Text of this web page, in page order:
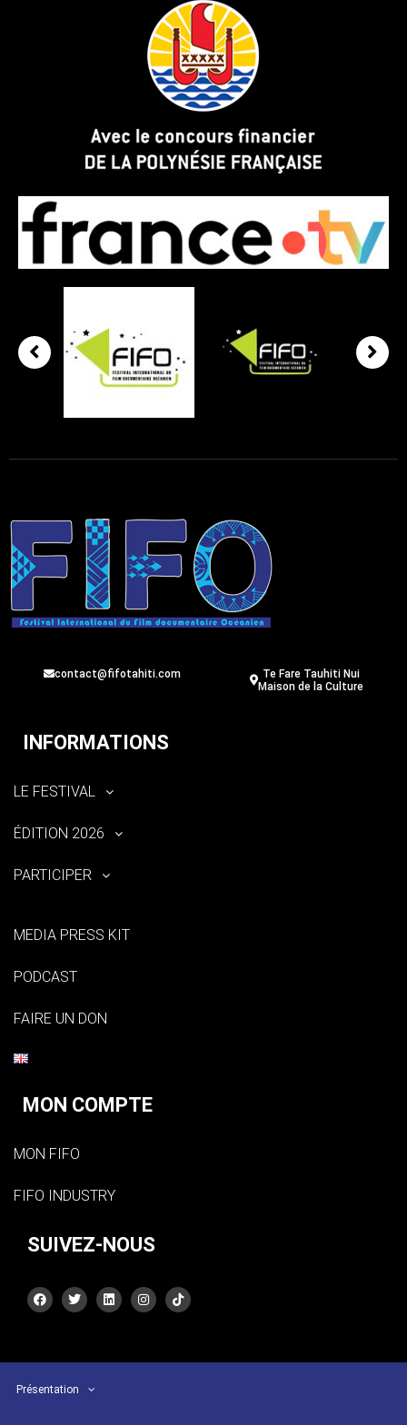
contact@fifotahiti.com
Te Fare Tauhiti Nui
Maison de la Culture
INFORMATIONS
LE FESTIVAL
ÉDITION 2026
PARTICIPER
MEDIA PRESS KIT
PODCAST
FAIRE UN DON
MON COMPTE
MON FIFO
FIFO INDUSTRY
SUIVEZ-NOUS
Présentation